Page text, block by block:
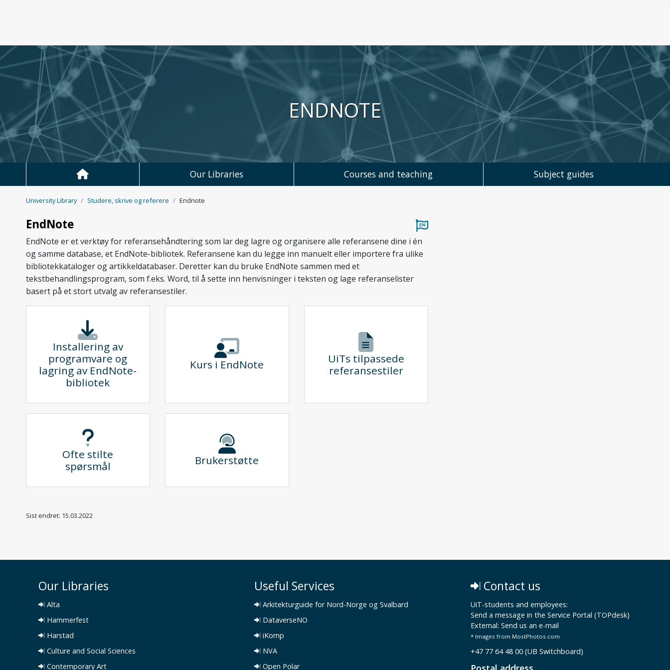
Skip to main content
ENDNOTE
Our Libraries Courses and teaching Subject guides
University Library Studere, skrive og referere Endnote
EndNote
EndNote er et verktøy for referansehåndtering som lar deg lagre og organisere alle referansene dine i én
og samme database, et EndNote-bibliotek. Referansene kan du legge inn manuelt eller importere fra ulike
bibliotekkataloger og artikkeldatabaser. Deretter kan du bruke EndNote sammen med et
tekstbehandlingsprogram, som f.eks. Word, til å sette inn henvisninger i teksten og lage referanselister
basert på et stort utvalg av referansestiler.
Installering av
programvare og
lagring av EndNote-
bibliotek
Kurs i EndNote
UiTs tilpassede
referansestiler
Ofte stilte
spørsmål
Brukerstøtte
Sist endret: 15.03.2022
Our Libraries
Alta
Hammerfest
Harstad
Culture and Social Sciences
Contemporary Art
Useful Services
Arkitekturguide for Nord-Norge og Svalbard
DataverseNO
iKomp
NVA
Open Polar
Contact us
UiT-students and employees:
Send a message in the Service Portal (TOPdesk)
External: Send us an e-mail
* Images from MostPhotos.com
+47 77 64 48 00 (UB Switchboard)